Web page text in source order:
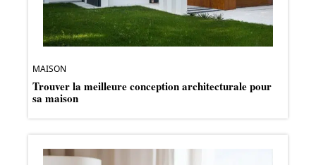
MAISON
Trouver la meilleure conception architecturale pour
sa maison